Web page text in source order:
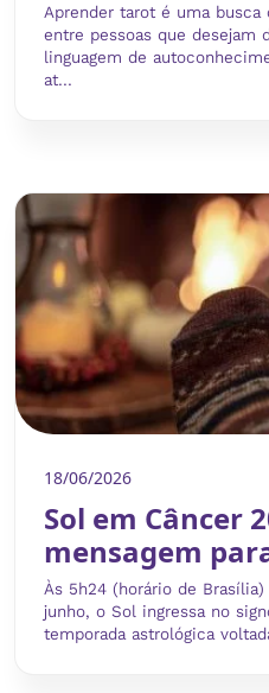
Aprender tarot é uma busca
entre pessoas que desejam
linguagem de
at...
18/06/2026
Sol em Câncer
mensagem
Às 5h24 (horário de
junho, o Sol ingressa no
temporada astrológica